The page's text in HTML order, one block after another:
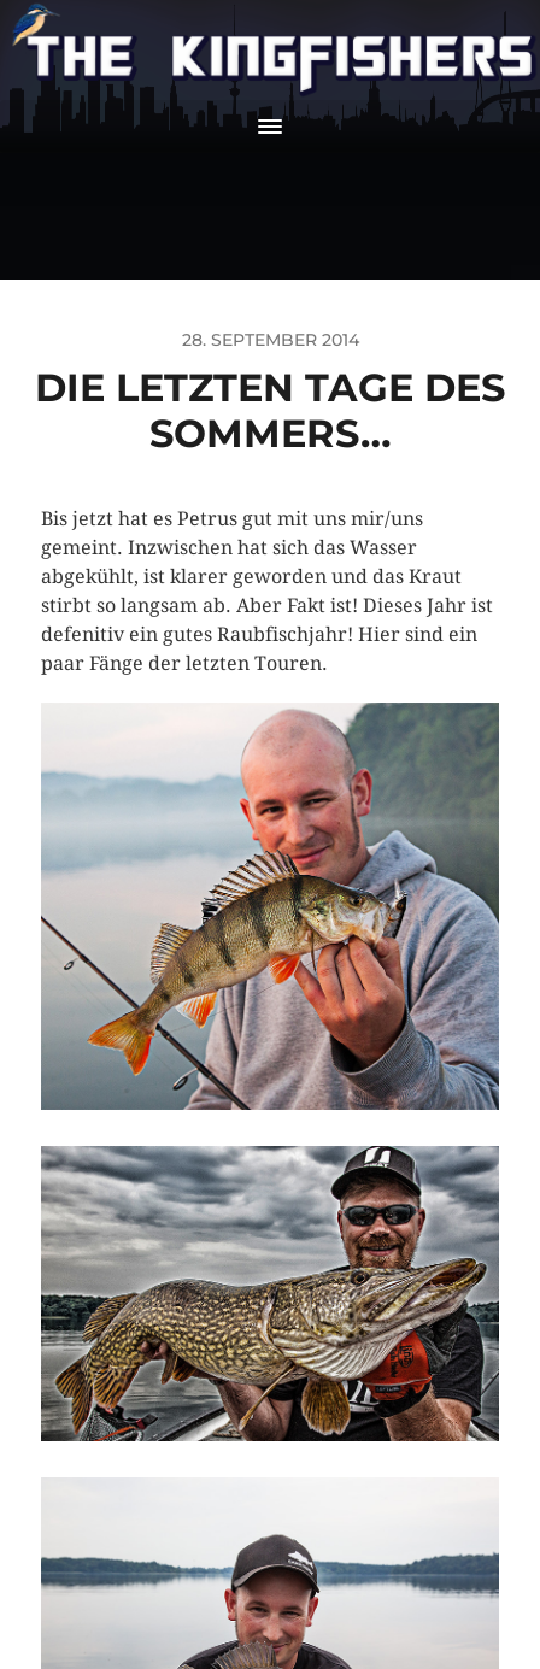
28. SEPTEMBER 2014
DIE LETZTEN TAGE DES
SOMMERS…
Bis jetzt hat es Petrus gut mit uns mir/uns
gemeint. Inzwischen hat sich das Wasser
abgekühlt, ist klarer geworden und das Kraut
stirbt so langsam ab. Aber Fakt ist! Dieses Jahr ist
defenitiv ein gutes Raubfischjahr! Hier sind ein
paar Fänge der letzten Touren.